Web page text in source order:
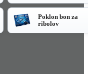
Poklon bon za
ribolov